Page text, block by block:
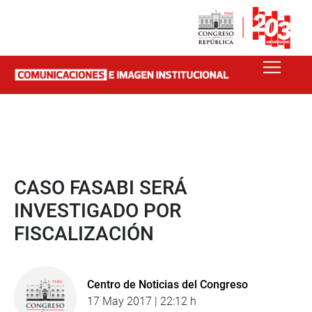
CASO FASABI SERÁ
INVESTIGADO POR
FISCALIZACIÓN
Centro de Noticias del Congreso
17 May 2017 | 22:12 h